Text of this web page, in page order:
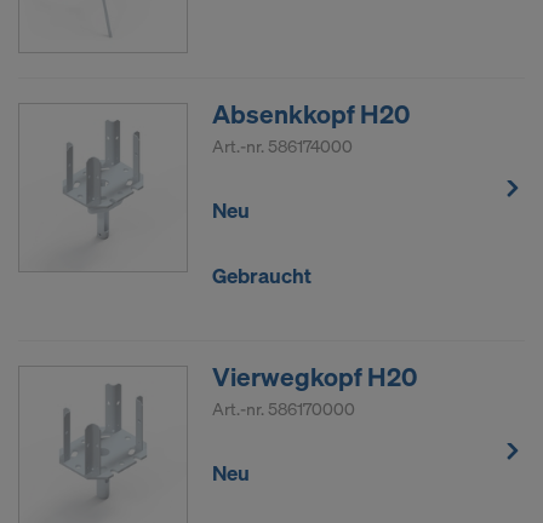
Absenkkopf H20
Art.-nr. 586174000
Neu
Gebraucht
Vierwegkopf H20
Art.-nr. 586170000
Neu